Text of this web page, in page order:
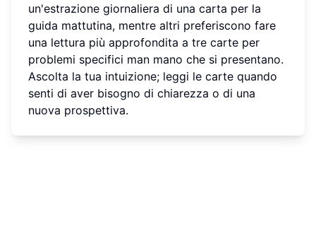
un'estrazione giornaliera di una carta per la
guida mattutina, mentre altri preferiscono fare
una lettura più approfondita a tre carte per
problemi specifici man mano che si presentano.
Ascolta la tua intuizione; leggi le carte quando
senti di aver bisogno di chiarezza o di una
nuova prospettiva.